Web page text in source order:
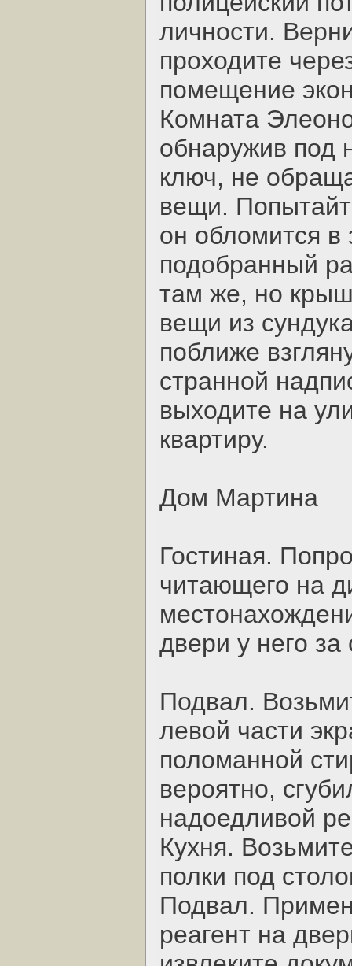
личности.
проходите
помещение
Комната
обнаружив под
ключ, не
вещи.
он обломится в
подобранный
там же, но
вещи из
поближе
странной
выходите на
квартиру.
Дом Мартина
Гостиная.
читающего на
двери у него за
Подвал.
левой части
поломанной
вероятно,
надоедливой
Кухня.
полки под
Подвал.
реагент на